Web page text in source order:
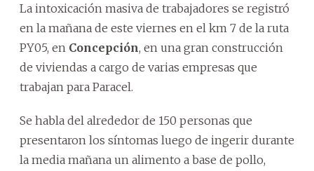
La intoxicación masiva de trabajadores se registró
en la mañana de este viernes en el km 7 de la ruta
PY05, en Concepción, en una gran construcción
de viviendas a cargo de varias empresas que
trabajan para Paracel.
Se habla del alrededor de 150 personas que
presentaron los síntomas luego de ingerir durante
la media mañana un alimento a base de pollo,